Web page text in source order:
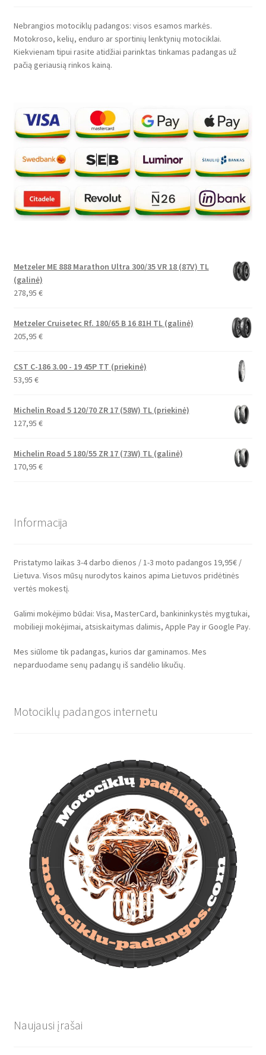
Nebrangios motociklų padangos: visos esamos markės.
Motokroso, kelių, enduro ar sportinių lenktynių motociklai.
Kiekvienam tipui rasite atidžiai parinktas tinkamas padangas už
pačią geriausią rinkos kainą.
Metzeler ME 888 Marathon Ultra 300/35 VR 18 (87V) TL
(galinė)
278,95 €
Metzeler Cruisetec Rf. 180/65 B 16 81H TL (galinė)
205,95 €
CST C-186 3.00 - 19 45P TT (priekinė)
53,95 €
Michelin Road 5 120/70 ZR 17 (58W) TL (priekinė)
127,95 €
Michelin Road 5 180/55 ZR 17 (73W) TL (galinė)
170,95 €
Informacija
Pristatymo laikas 3-4 darbo dienos / 1-3 moto padangos 19,95€ /
Lietuva. Visos mūsų nurodytos kainos apima Lietuvos pridėtinės
vertės mokestį.
Galimi mokėjimo būdai: Visa, MasterCard, bankininkystės mygtukai,
mobilieji mokėjimai, atsiskaitymas dalimis, Apple Pay ir Google Pay.
Mes siūlome tik padangas, kurios dar gaminamos. Mes
neparduodame senų padangų iš sandėlio likučių.
Motociklų padangos internetu
Naujausi įrašai